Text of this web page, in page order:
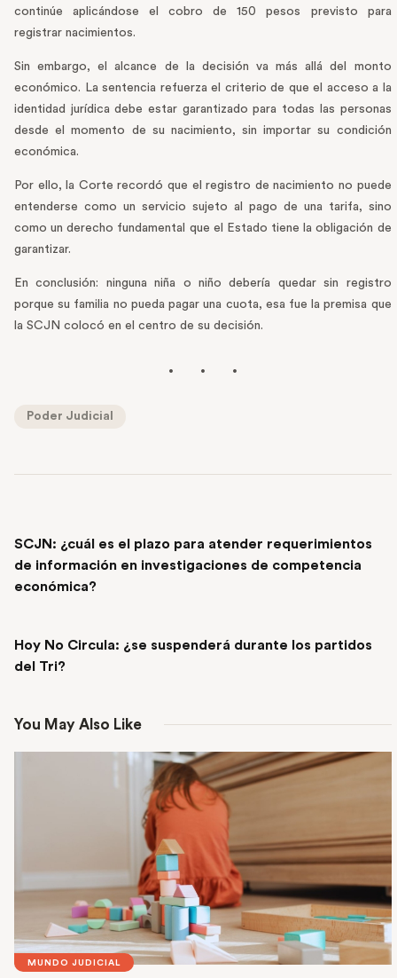
continúe aplicándose el cobro de 150 pesos previsto para
registrar nacimientos.
Sin embargo, el alcance de la decisión va más allá del monto
económico. La sentencia refuerza el criterio de que el acceso a la
identidad jurídica debe estar garantizado para todas las personas
desde el momento de su nacimiento, sin importar su condición
económica.
Por ello, la Corte recordó que el registro de nacimiento no puede
entenderse como un servicio sujeto al pago de una tarifa, sino
como un derecho fundamental que el Estado tiene la obligación de
garantizar.
En conclusión: ninguna niña o niño debería quedar sin registro
porque su familia no pueda pagar una cuota, esa fue la premisa que
la SCJN colocó en el centro de su decisión.
Poder Judicial
SCJN: ¿cuál es el plazo para atender requerimientos
de información en investigaciones de competencia
económica?
Hoy No Circula: ¿se suspenderá durante los partidos
del Tri?
You May Also Like
MUNDO JUDICIAL